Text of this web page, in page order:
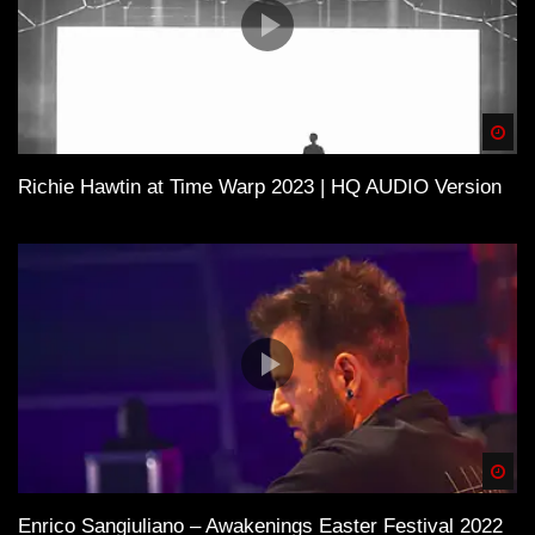
Richie Hawtin at Time Warp 2023 | HQ AUDIO Version
Enrico Sangiuliano – Awakenings Easter Festival 2022